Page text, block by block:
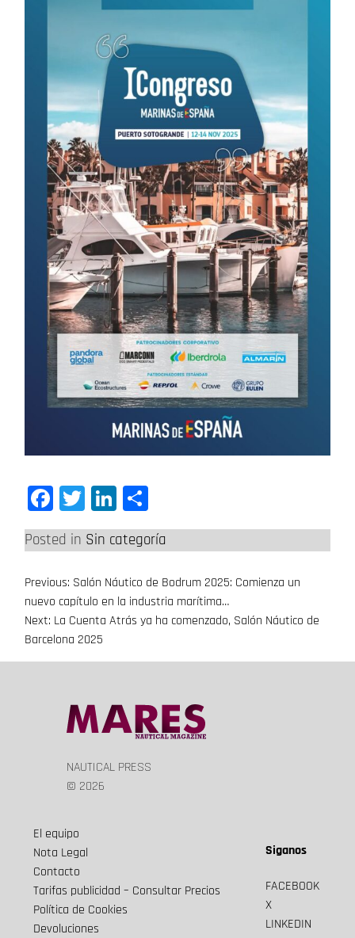
Facebook
TwitterLinkedIn
Posted in Sin categoría
Navegación
de
entradas
Previous: Salón Náutico de Bodrum 2025: Comienza un
nuevo capítulo en la industria marítima…
Next: La Cuenta Atrás ya ha comenzado, Salón Náutico de
Barcelona 2025
NAUTICAL PRESS
© 2026
El equipo
Nota Legal
Contacto
Tarifas publicidad – Consultar Precios
Política de Cookies
Devoluciones
Siganos
FACEBOOK
X
LINKEDIN